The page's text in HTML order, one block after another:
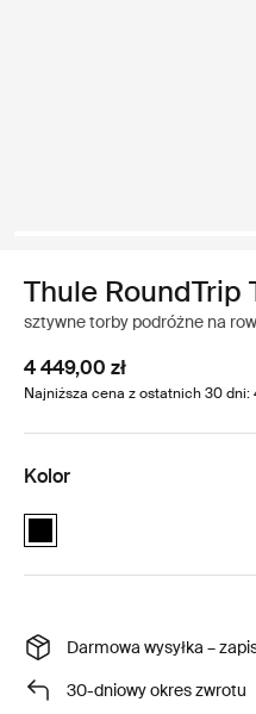
Thule RoundTrip
sztywne torby podróżne na
4 449,00 zł
Najniższa cena z ostatnich 30 dni:
Kolor
Thule RoundTrip Transition
Darmowa wysyłka –
30-dniowy okres zwrotu